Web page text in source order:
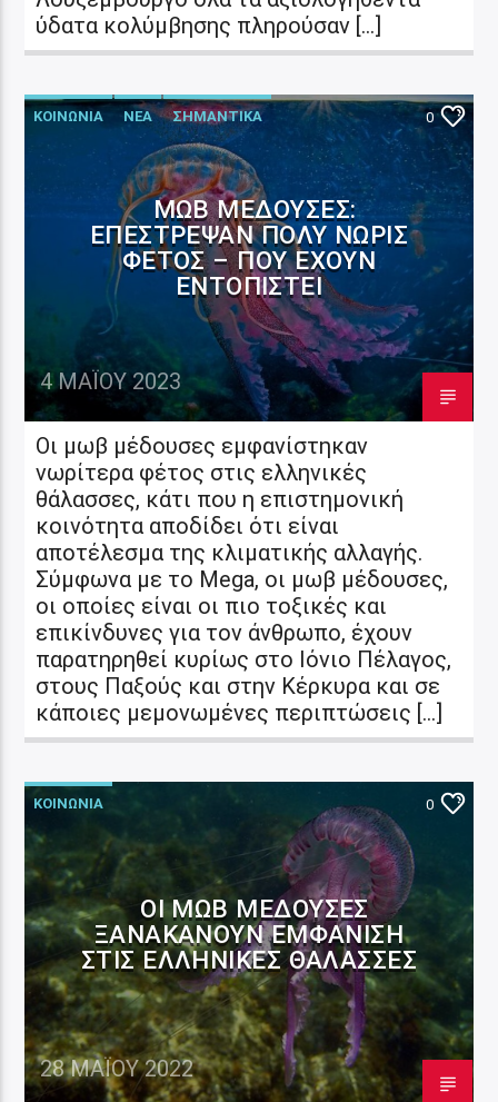
ύδατα κολύμβησης πληρούσαν […]
ΚΟΙΝΩΝΙΑ ΝΕΑ ΣΗΜΑΝΤΙΚΑ 0
ΜΩΒ ΜΈΔΟΥΣΕΣ:
ΕΠΈΣΤΡΕΨΑΝ ΠΟΛΎ ΝΩΡΊΣ
ΦΈΤΟΣ – ΠΟΎ ΈΧΟΥΝ
ΕΝΤΟΠΙΣΤΕΊ
4 ΜΑΪ́ΟΥ 2023
Οι μωβ μέδουσες εμφανίστηκαν
νωρίτερα φέτος στις ελληνικές
θάλασσες, κάτι που η επιστημονική
κοινότητα αποδίδει ότι είναι
αποτέλεσμα της κλιματικής αλλαγής.
Σύμφωνα με το Mega, οι μωβ μέδουσες,
οι οποίες είναι οι πιο τοξικές και
επικίνδυνες για τον άνθρωπο, έχουν
παρατηρηθεί κυρίως στο Ιόνιο Πέλαγος,
στους Παξούς και στην Κέρκυρα και σε
κάποιες μεμονωμένες περιπτώσεις […]
ΚΟΙΝΩΝΙΑ 0
ΟΙ ΜΩΒ ΜΈΔΟΥΣΕΣ
ΞΑΝΑΚΆΝΟΥΝ ΕΜΦΆΝΙΣΗ
ΣΤΙΣ ΕΛΛΗΝΙΚΈΣ ΘΆΛΑΣΣΕΣ
28 ΜΑΪ́ΟΥ 2022